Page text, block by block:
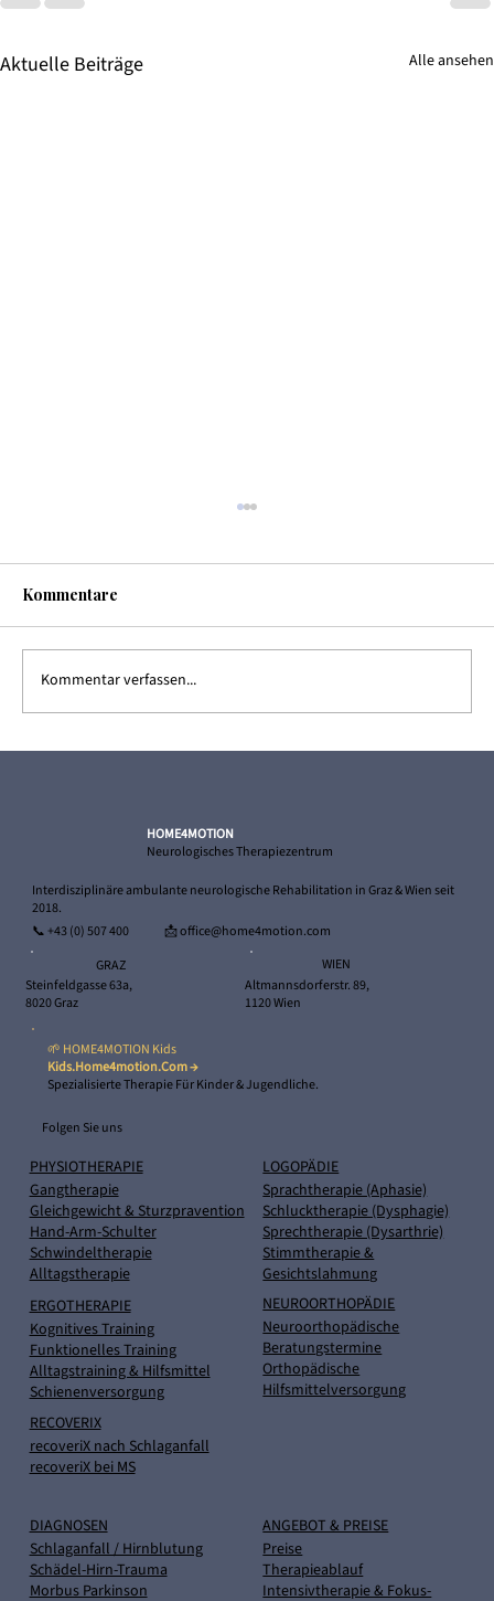
Aktuelle Beiträge Alle ansehen
Kommentare
Kommentar verfassen...
ANGEBOT & PREISE
Preise
Therapieablauf
Intensivtherapie & Fokus-
LOGOPÄDIE
Sprachtherapie (Aphasie)
Schlucktherapie (Dysphagie)
Sprechtherapie (Dysarthrie)
Stimmtherapie &
Gesichtslahmung
NEUROORTHOPÄDIE
Neuroorthopädische
Beratungstermine
Orthopädische
Hilfsmittelversorgung
HOME4MOTION
Neurologisches Therapiezentrum
Interdisziplinäre ambulante neurologische Rehabilitation in Graz & Wien seit
2018.
📞+43 (0) 507 400 📩 office@home4motion.com
GRAZ
Steinfeldgasse 63a,
8020 Graz
WIEN
Altmannsdorferstr. 89,
1120 Wien
🌱 HOME4MOTION Kids
Kids.home4motion.com →
Spezialisierte Therapie Für Kinder & Jugendliche.
Folgen Sie uns
PHYSIOTHERAPIE
Gangtherapie
Gleichgewicht & Sturzpravention
Hand-Arm-Schulter
Schwindeltherapie
Alltagstherapie
ERGOTHERAPIE
Kognitives Training
Funktionelles Training
Alltagstraining & Hilfsmittel
Schienenversorgung
RECOVERIX
recoveriX nach Schlaganfall
recoveriX bei MS
DIAGNOSEN
Schlaganfall / Hirnblutung
Schädel-Hirn-Trauma
Morbus Parkinson